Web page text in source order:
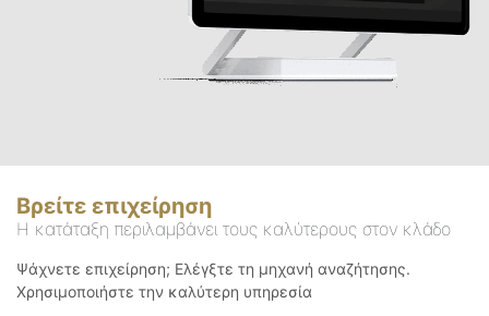
Βρείτε επιχείρηση
Η κατάταξη περιλαμβάνει τους καλύτερους στον κλάδο
Ψάχνετε επιχείρηση; Ελέγξτε τη μηχανή αναζήτησης.
Χρησιμοποιήστε την καλύτερη υπηρεσία